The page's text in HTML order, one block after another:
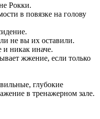
Рокки.
в повязке на голову
не вы их оставили.
и никак иначе.
жжение, если только
глубокие
в тренажерном зале.